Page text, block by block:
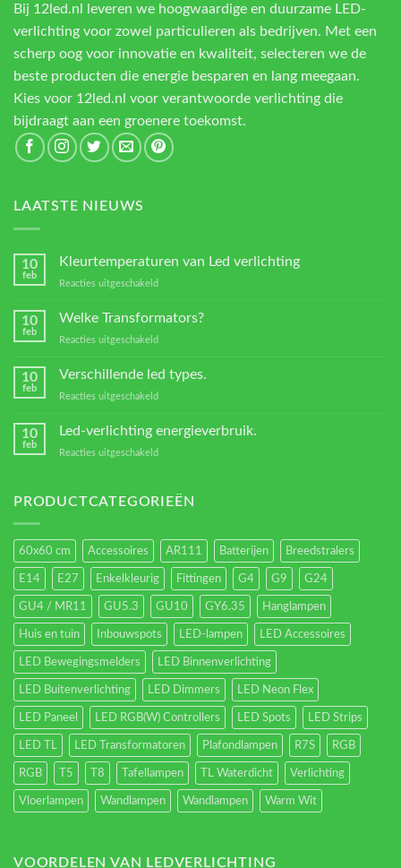
Bij 12led.nl leveren we hoogwaardige en duurzame LED-
verlichting voor zowel particulieren als bedrijven. Met een
scherp oog voor innovatie en kwaliteit, selecteren we de
beste producten die energie besparen en lang meegaan.
Kies voor 12led.nl voor verantwoorde verlichting die
bijdraagt aan een groenere toekomst.
LAATSTE NIEUWS
10
feb
Kleurtemperaturen van Led verlichting
Reacties uitgeschakeld
verlichting
10
feb
Welke Transformators?
Reacties uitgeschakeld
Transformators?
10
feb
Verschillende led types.
Reacties uitgeschakeld
10
feb
Led-verlichting energieverbruik.
Reacties uitgeschakeld
energieverbruik.
PRODUCTCATEGORIEËN
60x60 cm Accessoires AR111 Batterijen Breedstralers
E14 E27 Enkelkleurig Fittingen G4 G9 G24
GU4 / MR11 GU5.3 GU10 GY6.35 Hanglampen
Huis en tuin Inbouwspots LED-lampen LED Accessoires
LED Bewegingsmelders LED Binnenverlichting
LED Buitenverlichting LED Dimmers LED Neon Flex
LED Paneel LED RGB(W) Controllers LED Spots LED Strips
LED TL LED Transformatoren Plafondlampen R7S RGB
RGB T5 T8 Tafellampen TL Waterdicht Verlichting
Vloerlampen Wandlampen Wandlampen Warm Wit
VOORDELEN VAN LEDVERLICHTING